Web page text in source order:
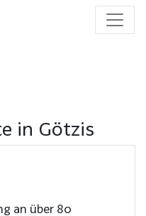
in Götzis
an über 80